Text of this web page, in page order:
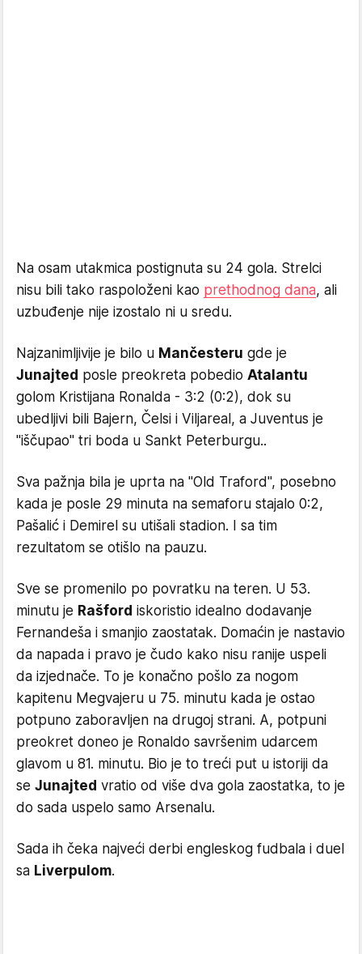
Na osam utakmica postignuta su 24 gola. Strelci
nisu bili tako raspoloženi kao prethodnog dana, ali
uzbuđenje nije izostalo ni u sredu.
Najzanimljivije je bilo u Mančesteru gde je
Junajted posle preokreta pobedio Atalantu
golom Kristijana Ronalda - 3:2 (0:2), dok su
ubedljivi bili Bajern, Čelsi i Viljareal, a Juventus je
"iščupao" tri boda u Sankt Peterburgu..
Sva pažnja bila je uprta na "Old Traford", posebno
kada je posle 29 minuta na semaforu stajalo 0:2,
Pašalić i Demirel su utišali stadion. I sa tim
rezultatom se otišlo na pauzu.
Sve se promenilo po povratku na teren. U 53.
minutu je Rašford iskoristio idealno dodavanje
Fernandeša i smanjio zaostatak. Domaćin je nastavio
da napada i pravo je čudo kako nisu ranije uspeli
da izjednače. To je konačno pošlo za nogom
kapitenu Megvajeru u 75. minutu kada je ostao
potpuno zaboravljen na drugoj strani. A, potpuni
preokret doneo je Ronaldo savršenim udarcem
glavom u 81. minutu. Bio je to treći put u istoriji da
se Junajted vratio od više dva gola zaostatka, to je
do sada uspelo samo Arsenalu.
Sada ih čeka najveći derbi engleskog fudbala i duel
sa Liverpulom.